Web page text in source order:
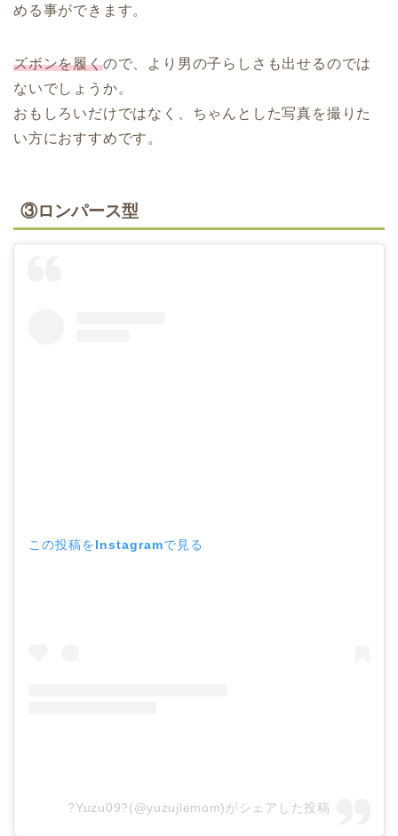
める事ができます。
ズボンを履くので、より男の子らしさも出せるのでは
ないでしょうか。
おもしろいだけではなく、ちゃんとした写真を撮りた
い方におすすめです。
③ロンパース型
この投稿をInstagramで見る
?Yuzu09?(@yuzujlemom)がシェアした投稿